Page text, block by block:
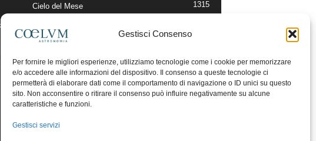
Gestisci Consenso
Per fornire le migliori esperienze, utilizziamo tecnologie come i cookie per memorizzare
e/o accedere alle informazioni del dispositivo. Il consenso a queste tecnologie ci
permetterà di elaborare dati come il comportamento di navigazione o ID unici su questo
sito. Non acconsentire o ritirare il consenso può influire negativamente su alcune
caratteristiche e funzioni.
Gestisci servizi
Cielo del Mese 1315
Articoli e Risorse On-Line
Il Blog della Redazione